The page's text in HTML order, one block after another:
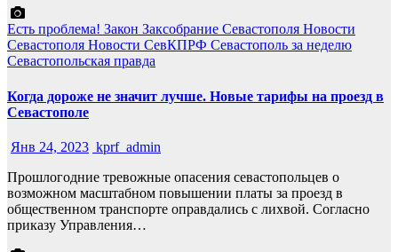
Есть проблема! Закон Заксобрание Севастополя Новости
Севастополя Новости СевКПРФ Севастополь за неделю
Севастопольская правда
Когда дороже не значит лучше. Новые тарифы на проезд в
Севастополе
Янв 24, 2023 kprf_admin
Прошлогодние тревожные опасения севастопольцев о
возможном масштабном повышении платы за проезд в
общественном транспорте оправдались с лихвой. Согласно
приказу Управления…